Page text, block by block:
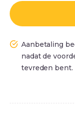
Aanbetaling
nadat de
tevreden bent.